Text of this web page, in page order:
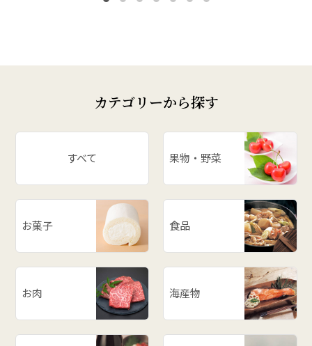
カテゴリーから探す
すべて 果物・野菜
お菓子 食品
お肉 海産物